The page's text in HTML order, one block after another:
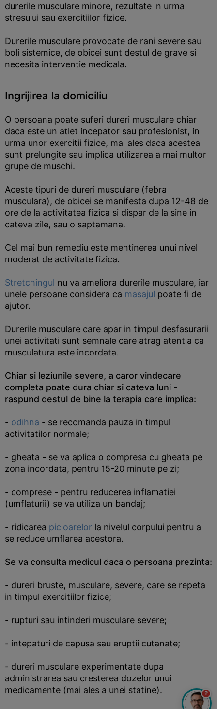
durerile musculare minore, rezultate in urma
stresului sau exercitiilor fizice.
Durerile musculare provocate de rani severe sau
boli sistemice, de obicei sunt destul de grave si
necesita interventie medicala.
Ingrijirea la domiciliu
O persoana poate suferi dureri musculare chiar
daca este un atlet incepator sau profesionist, in
urma unor exercitii fizice, mai ales daca acestea
sunt prelungite sau implica utilizarea a mai multor
grupe de muschi.
Aceste tipuri de dureri musculare (febra
musculara), de obicei se manifesta dupa 12-48 de
ore de la activitatea fizica si dispar de la sine in
cateva zile, sau o saptamana.
Cel mai bun remediu este mentinerea unui nivel
moderat de activitate fizica.
Stretchingul nu va ameliora durerile musculare, iar
unele persoane considera ca masajul poate fi de
ajutor.
Durerile musculare care apar in timpul desfasurarii
unei activitati sunt semnale care atrag atentia ca
musculatura este incordata.
Chiar si leziunile severe, a caror vindecare
completa poate dura chiar si cateva luni -
raspund destul de bine la terapia care implica:
- odihna - se recomanda pauza in timpul
activitatilor normale;
- gheata - se va aplica o compresa cu gheata pe
zona incordata, pentru 15-20 minute pe zi;
- comprese - pentru reducerea inflamatiei
(umflaturii) se va utiliza un bandaj;
- ridicarea picioarelor la nivelul corpului pentru a
se reduce umflarea acestora.
Se va consulta medicul daca o persoana prezinta:
- dureri bruste, musculare, severe, care se repeta
in timpul exercitiilor fizice;
- rupturi sau intinderi musculare severe;
- intepaturi de capusa sau eruptii cutanate;
- dureri musculare experimentate dupa
administrarea sau cresterea dozelor unui
medicamente (mai ales a unei statine).
?